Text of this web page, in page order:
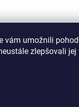
vám umožnili
zlepšovali jej